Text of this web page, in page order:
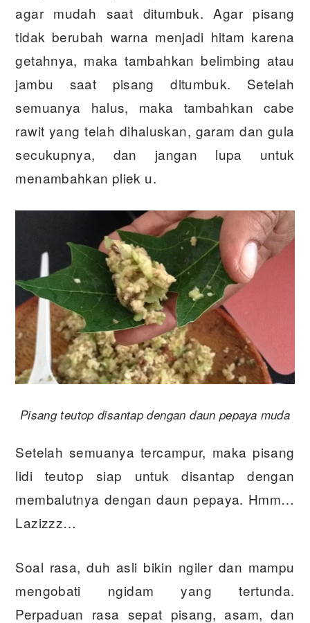
agar mudah saat ditumbuk. Agar pisang
tidak berubah warna menjadi hitam karena
getahnya, maka tambahkan belimbing atau
jambu saat pisang ditumbuk. Setelah
semuanya halus, maka tambahkan cabe
rawit yang telah dihaluskan, garam dan gula
secukupnya, dan jangan lupa untuk
menambahkan pliek u.
Pisang teutop disantap dengan daun pepaya muda
Setelah semuanya tercampur, maka pisang
lidi teutop siap untuk disantap dengan
membalutnya dengan daun pepaya. Hmm…
Lazizzz…
Soal rasa, duh asli bikin ngiler dan mampu
mengobati ngidam yang tertunda.
Perpaduan rasa sepat pisang, asam, dan